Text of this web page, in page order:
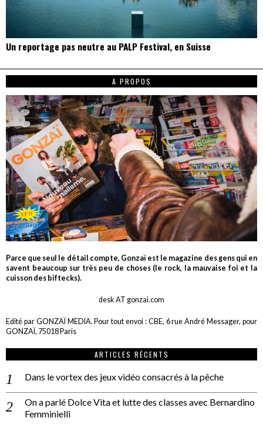
Un reportage pas neutre au PALP Festival, en Suisse
A PROPOS
Parce que seul le détail compte, Gonzaï est le magazine des gens qui en
savent beaucoup sur très peu de choses (le rock, la mauvaise foi et la
cuisson des biftecks).
desk AT gonzai.com
Edité par GONZAÏ MEDIA. Pour tout envoi : CBE, 6 rue André Messager, pour
GONZAÏ, 75018 Paris
ARTICLES RÉCENTS
Dans le vortex des jeux vidéo consacrés à la pêche
On a parlé Dolce Vita et lutte des classes avec Bernardino
Femminielli